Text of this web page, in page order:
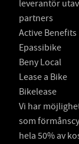
leverantör
partners
Active Benefits
Epassibike
Beny Local
Lease a Bike
Bikelease
Vi har
som
hela 50% av